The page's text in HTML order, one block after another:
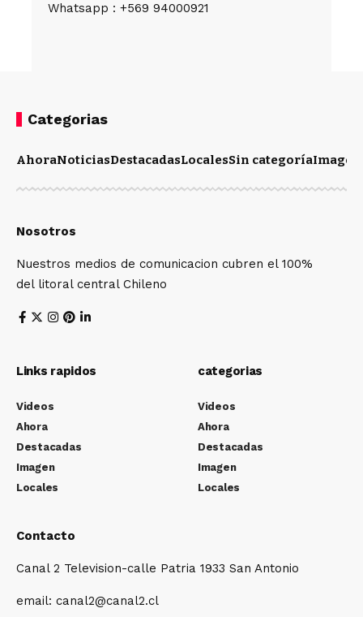
Whatsapp : +569 94000921
Categorias
AhoraNoticiasDestacadasLocalesSin categoríaImagen
Nosotros
Nuestros medios de comunicacion cubren el 100%
del litoral central Chileno
Links rapidos
Videos
Ahora
Destacadas
Imagen
Locales
categorias
Videos
Ahora
Destacadas
Imagen
Locales
Contacto
Canal 2 Television-calle Patria 1933 San Antonio
email: canal2@canal2.cl